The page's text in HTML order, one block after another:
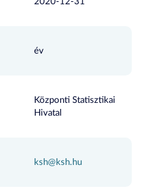
év
Központi Statisztikai
Hivatal
ksh@ksh.hu